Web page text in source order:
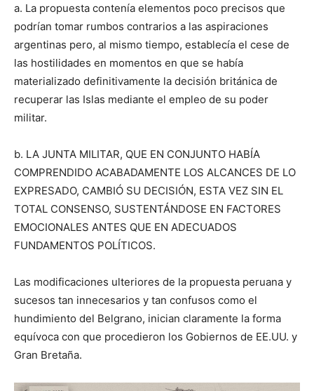
a. La propuesta contenía elementos poco precisos que
podrían tomar rumbos contrarios a las aspiraciones
argentinas pero, al mismo tiempo, establecía el cese de
las hostilidades en momentos en que se había
materializado definitivamente la decisión británica de
recuperar las Islas mediante el empleo de su poder
militar.
b. LA JUNTA MILITAR, QUE EN CONJUNTO HABÍA
COMPRENDIDO ACABADAMENTE LOS ALCANCES DE LO
EXPRESADO, CAMBIÓ SU DECISIÓN, ESTA VEZ SIN EL
TOTAL CONSENSO, SUSTENTÁNDOSE EN FACTORES
EMOCIONALES ANTES QUE EN ADECUADOS
FUNDAMENTOS POLÍTICOS.
Las modificaciones ulteriores de la propuesta peruana y
sucesos tan innecesarios y tan confusos como el
hundimiento del Belgrano, inician claramente la forma
equívoca con que procedieron los Gobiernos de EE.UU. y
Gran Bretaña.